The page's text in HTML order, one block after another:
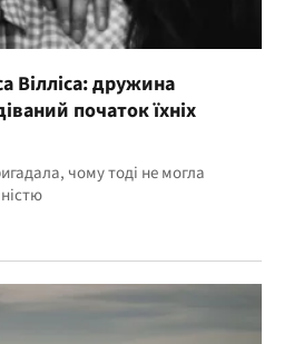
Вілліса: дружина
початок їхніх
чому тоді не могла